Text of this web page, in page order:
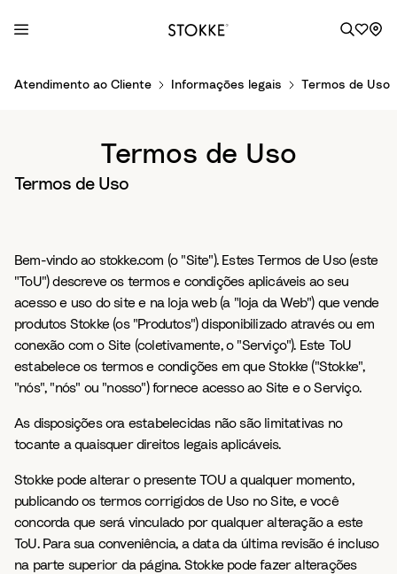
Atendimento ao Cliente Informações legais Termos de Uso
Termos de Uso
Termos de Uso
Bem-vindo ao stokke.com (o "Site"). Estes Termos de Uso (este
"ToU") descreve os termos e condições aplicáveis ao seu
acesso e uso do site e na loja web (a "loja da Web") que vende
produtos Stokke (os "Produtos") disponibilizado através ou em
conexão com o Site (coletivamente, o "Serviço"). Este ToU
estabelece os termos e condições em que Stokke ("Stokke",
"nós", "nós" ou "nosso") fornece acesso ao Site e o Serviço.
As disposições ora estabelecidas não são limitativas no
tocante a quaisquer direitos legais aplicáveis.
Stokke pode alterar o presente TOU a qualquer momento,
publicando os termos corrigidos de Uso no Site, e você
concorda que será vinculado por qualquer alteração a este
ToU. Para sua conveniência, a data da última revisão é incluso
na parte superior da página. Stokke pode fazer alterações